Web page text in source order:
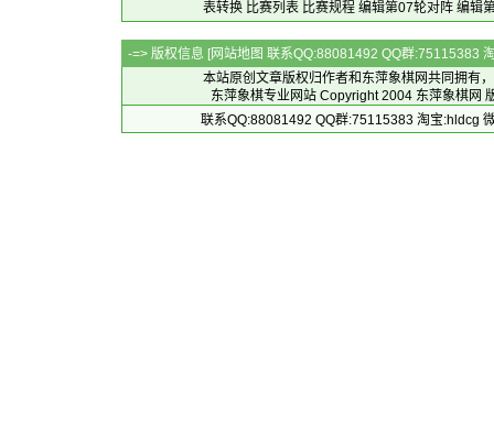
表转换 比赛列表 比赛规程 编辑第07轮对阵 编辑
-=> 版权信息 [网站地图 联系QQ:88081492 QQ群:75115383
本站原创文章版权归作者和 东萍象棋网共同拥有
东萍象棋专业网站 Copyright 2004 东萍象棋网
联系QQ:88081492 QQ群:75115383 淘宝:hldcg